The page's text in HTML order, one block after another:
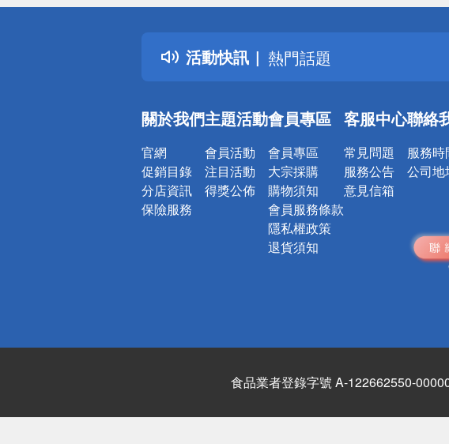
活動快訊
詐騙網頁！請小心！
得獎公告
熱門話題
銀行優惠
詐騙網頁！請小心！
關於我們
官網
促銷目錄
分店資訊
保險服務
主題活動
會員活動
注目活動
得獎公佈
會員專區
會員專區
大宗採購
購物須知
會員服務條款
隱私權政策
退貨須知
客服中心
常見問題
服務公告
意見信箱
聯絡
服務時
公司地
食品業者登錄字號 A-122662550-